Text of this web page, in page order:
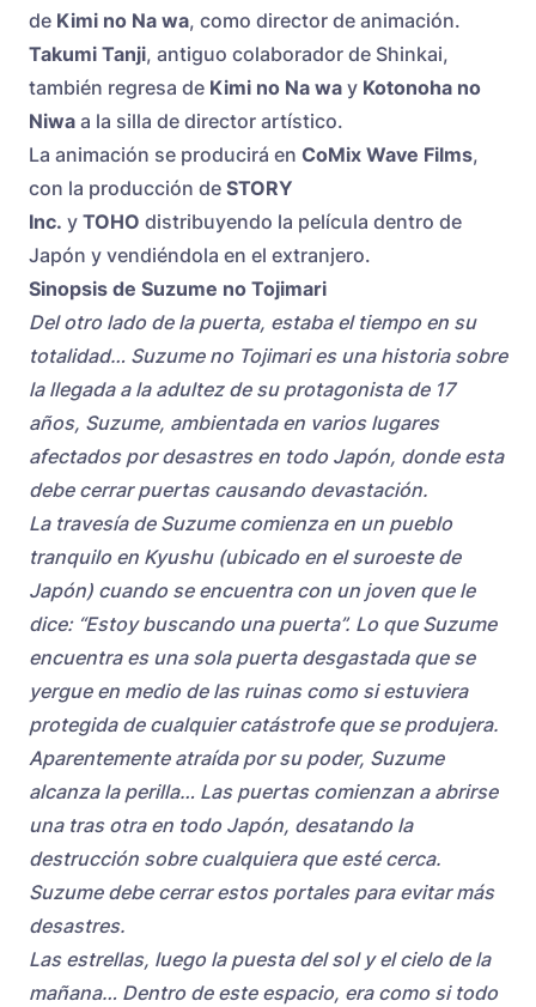
de Kimi no Na wa, como director de animación.
Takumi Tanji, antiguo colaborador de Shinkai,
también regresa de Kimi no Na wa y Kotonoha no
Niwa a la silla de director artístico.
La animación se producirá en CoMix Wave Films,
con la producción de STORY
Inc. y TOHO distribuyendo la película dentro de
Japón y vendiéndola en el extranjero.
Sinopsis de Suzume no Tojimari
Del otro lado de la puerta, estaba el tiempo en su
totalidad… Suzume no Tojimari es una historia sobre
la llegada a la adultez de su protagonista de 17
años, Suzume, ambientada en varios lugares
afectados por desastres en todo Japón, donde esta
debe cerrar puertas causando devastación.
La travesía de Suzume comienza en un pueblo
tranquilo en Kyushu (ubicado en el suroeste de
Japón) cuando se encuentra con un joven que le
dice: “Estoy buscando una puerta”. Lo que Suzume
encuentra es una sola puerta desgastada que se
yergue en medio de las ruinas como si estuviera
protegida de cualquier catástrofe que se produjera.
Aparentemente atraída por su poder, Suzume
alcanza la perilla… Las puertas comienzan a abrirse
una tras otra en todo Japón, desatando la
destrucción sobre cualquiera que esté cerca.
Suzume debe cerrar estos portales para evitar más
desastres.
Las estrellas, luego la puesta del sol y el cielo de la
mañana… Dentro de este espacio, era como si todo